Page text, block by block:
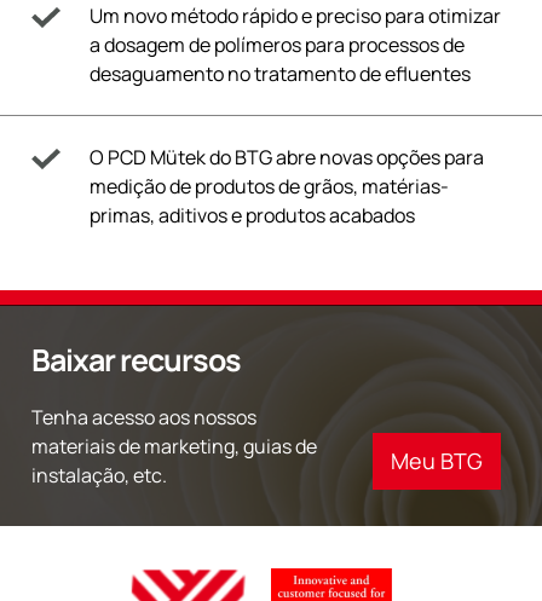
Um novo método rápido e preciso para otimizar
a dosagem de polímeros para processos de
desaguamento no tratamento de efluentes
O PCD Mütek do BTG abre novas opções para
medição de produtos de grãos, matérias-
primas, aditivos e produtos acabados
Baixar recursos
Tenha acesso aos nossos
materiais de marketing, guias de
instalação, etc.
Meu BTG